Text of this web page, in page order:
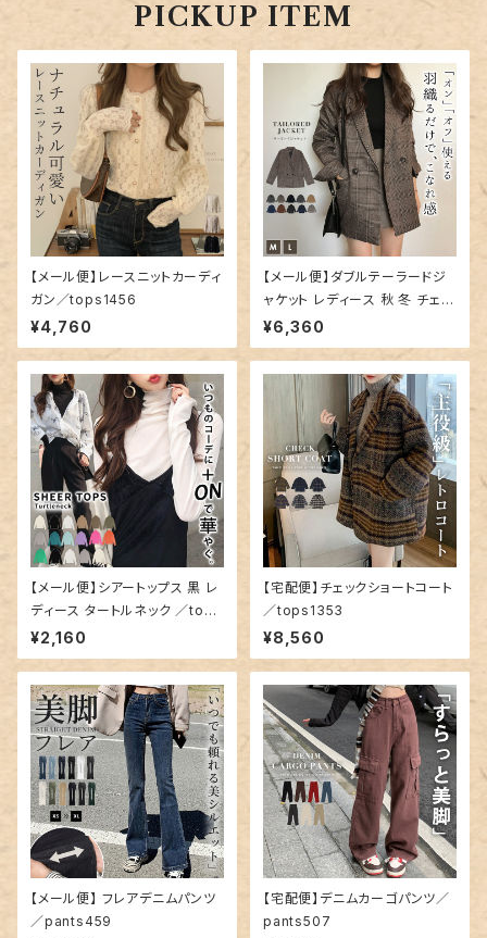
PICKUP ITEM
【メール便】レースニットカーディ
ガン／tops1456
¥4,760
【メール便】ダブルテーラードジ
ャケット レディース 秋 冬 チェッ
ク／tops1337
¥6,360
【メール便】シアートップス 黒 レ
ディース タートルネック ／tops
1442
¥2,160
【宅配便】チェックショートコート
／tops1353
¥8,560
【メール便】 フレアデニムパンツ
／pants459
【宅配便】デニムカーゴパンツ／
pants507